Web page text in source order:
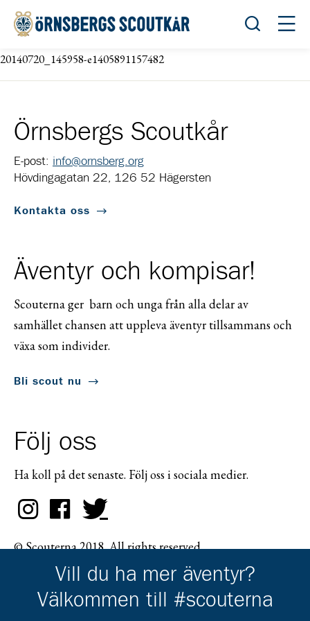
Öppna
20140720_145958-e1405891157482
Örnsbergs Scoutkår
E-post: info@ornsberg.org
Hövdingagatan 22, 126 52 Hägersten
Kontakta oss
Äventyr och kompisar!
Scouterna ger barn och unga från alla delar av
samhället chansen att uppleva äventyr tillsammans och
växa som individer.
Bli scout nu
Följ oss
Ha koll på det senaste. Följ oss i sociala medier.
© Scouterna 2018. All rights reserved.
Vill du ha mer äventyr?
Välkommen till #scouterna